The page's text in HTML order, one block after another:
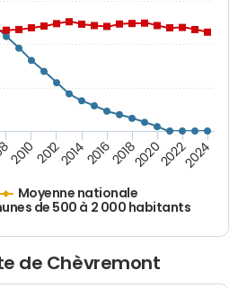
Moyenne nationale
de 500 à 2 000 habitants
20102012201420162018202020222024
de Chèvremont